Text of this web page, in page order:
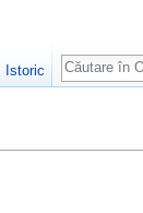
Istoric
Căutare